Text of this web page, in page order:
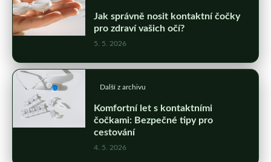
Jak správně nosit kontaktní čočky
pro zdraví vašich očí?
5. 5. 2026
Další z archivu
Komfortní let s kontaktními
čočkami: Bezpečné tipy pro
cestování
4. 5. 2026